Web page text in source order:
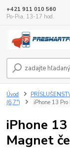
+421 911 010 560
Po-Pia, 13-17 hod.
Úvod
(6,7")
iPhone 13
iPhone
Magnet